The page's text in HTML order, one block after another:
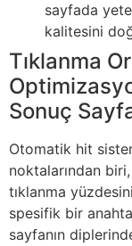
sayfada
kalitesini
Tıklanma
Sonuç
Otomatik hit
noktalarından
tıklanma
spesifik bir
sayfanın